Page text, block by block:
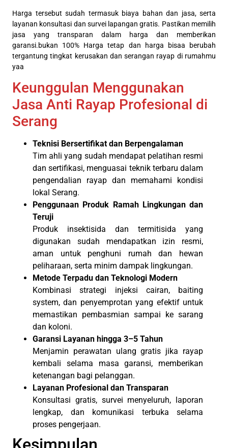
Harga tersebut sudah termasuk biaya bahan dan jasa, serta
layanan konsultasi dan survei lapangan gratis. Pastikan memilih
jasa yang transparan dalam harga dan memberikan
garansi.bukan 100% Harga tetap dan harga bisaa berubah
tergantung tingkat kerusakan dan serangan rayap di rumahmu
yaa
Keunggulan Menggunakan
Jasa Anti Rayap Profesional di
Serang
Teknisi Bersertifikat dan Berpengalaman
Tim ahli yang sudah mendapat pelatihan resmi
dan sertifikasi, menguasai teknik terbaru dalam
pengendalian rayap dan memahami kondisi
lokal Serang.
Penggunaan Produk Ramah Lingkungan dan
Teruji
Produk insektisida dan termitisida yang
digunakan sudah mendapatkan izin resmi,
aman untuk penghuni rumah dan hewan
peliharaan, serta minim dampak lingkungan.
Metode Terpadu dan Teknologi Modern
Kombinasi strategi injeksi cairan, baiting
system, dan penyemprotan yang efektif untuk
memastikan pembasmian sampai ke sarang
dan koloni.
Garansi Layanan hingga 3–5 Tahun
Menjamin perawatan ulang gratis jika rayap
kembali selama masa garansi, memberikan
ketenangan bagi pelanggan.
Layanan Profesional dan Transparan
Konsultasi gratis, survei menyeluruh, laporan
lengkap, dan komunikasi terbuka selama
proses pengerjaan.